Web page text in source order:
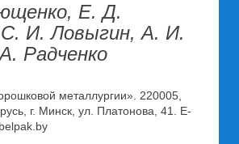
Е. Д.
И. Ловыгин, А. И.
Радченко
металлургии». 220005,
г. Минск, ул. Платонова, 41. E-